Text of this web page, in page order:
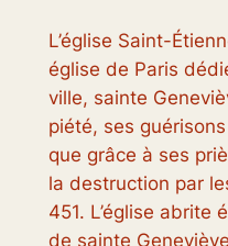
L’église Saint-
église de Paris
ville, sainte
piété, ses
que grâce à ses
la destruction par
451. L’église abrite
de sainte